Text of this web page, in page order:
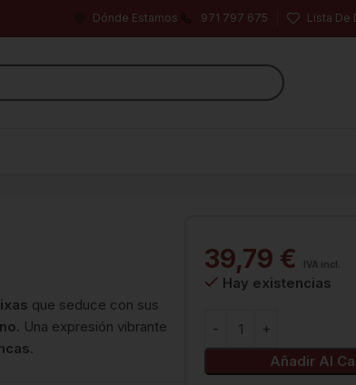
Dónde Estamos 971 797 675 Lista De
que seduce con sus
. Una expresión vibrante
.
39,79 € IVA incl.
Hay existencias
Añadir Al